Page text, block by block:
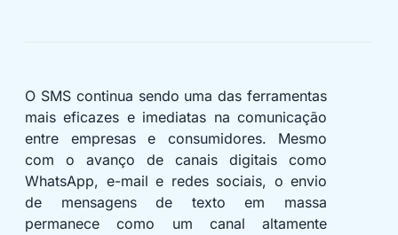
O SMS continua sendo uma das ferramentas
mais eficazes e imediatas na comunicação
entre empresas e consumidores. Mesmo
com o avanço de canais digitais como
WhatsApp, e-mail e redes sociais, o envio
de mensagens de texto em massa
permanece como um canal altamente